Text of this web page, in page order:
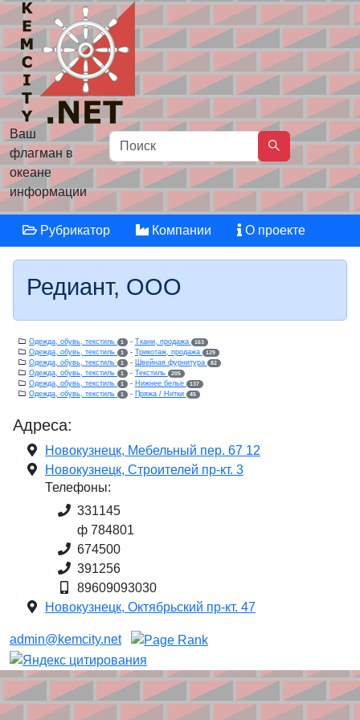
Ваш
флагман в
океане
информации
Рубрикатор Компании О проекте
Редиант, ООО
Одежда, обувь, текстиль 1 - Ткани, продажа 163
Одежда, обувь, текстиль 1 - Трикотаж, продажа 129
Одежда, обувь, текстиль 1 - Швейная фурнитура 82
Одежда, обувь, текстиль 1 - Текстиль 205
Одежда, обувь, текстиль 1 - Нижнее белье 137
Одежда, обувь, текстиль 1 - Пряжа / Нитки 45
Адреса:
Новокузнецк, Мебельный пер. 67 12
Новокузнецк, Строителей пр-кт. 3
Телефоны:
331145
ф 784801
674500
391256
89609093030
Новокузнецк, Октябрьский пр-кт. 47
admin@kemcity.net